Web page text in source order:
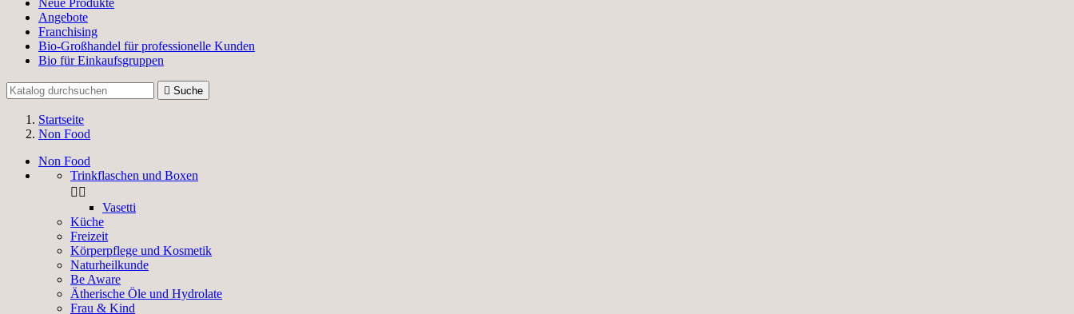
Angebote
Franchising
Bio-Großhandel für professionelle Kunden
Bio für Einkaufsgruppen
 Suche
Startseite
Non Food
Non Food
Trinkflaschen und Boxen
 
Vasetti
Küche
Freizeit
Körperpflege und Kosmetik
Naturheilkunde
Be Aware
Ätherische Öle und Hydrolate
Frau & Kind